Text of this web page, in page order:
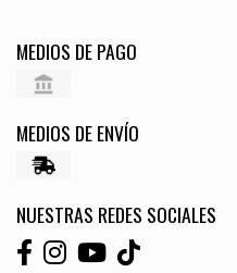
MEDIOS DE PAGO
MEDIOS DE ENVÍO
NUESTRAS REDES SOCIALES